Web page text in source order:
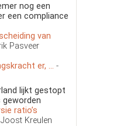
nog een
een compliance
van
Pasveer
er, ... -
lijkt gestopt
geworden
ratio’s
Kreulen